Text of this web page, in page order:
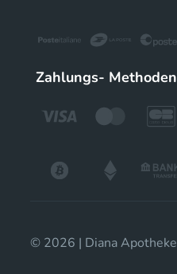
Zahlungs- Methoden
© 2026 | Diana Apotheke